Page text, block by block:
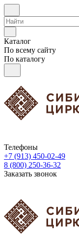
Каталог
По всему сайту
По каталогу
Телефоны
+7 (913) 450-02-49
8 (800) 250-36-32
Заказать звонок